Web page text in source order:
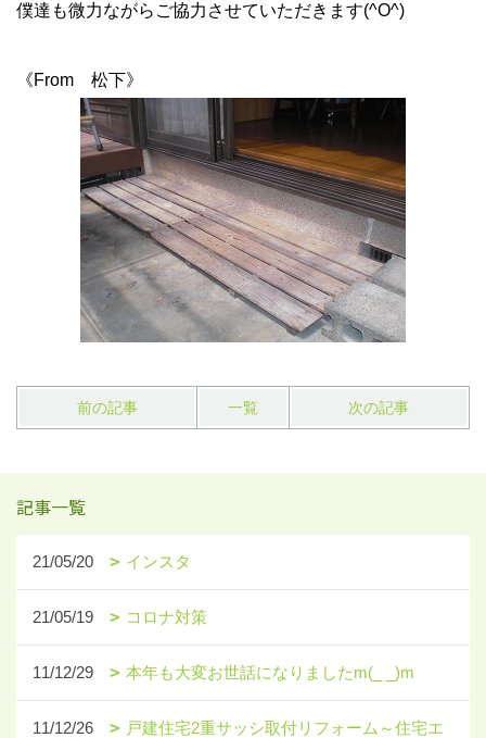
僕達も微力ながらご協力させていただきます(^O^)
《From 松下》
前の記事 一覧 次の記事
記事一覧
21/05/20 インスタ
21/05/19 コロナ対策
11/12/29 本年も大変お世話になりましたm(_ _)m
11/12/26
戸建住宅2重サッシ取付リフォーム～住宅エ